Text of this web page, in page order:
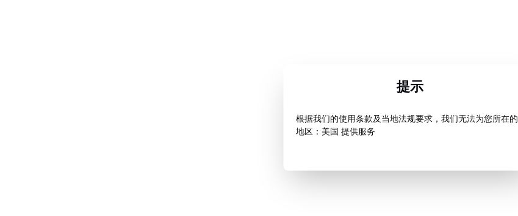
提示
根据我们的使用条款及当地法规要求，我们无法为您所在的
地区：美国 提供服务